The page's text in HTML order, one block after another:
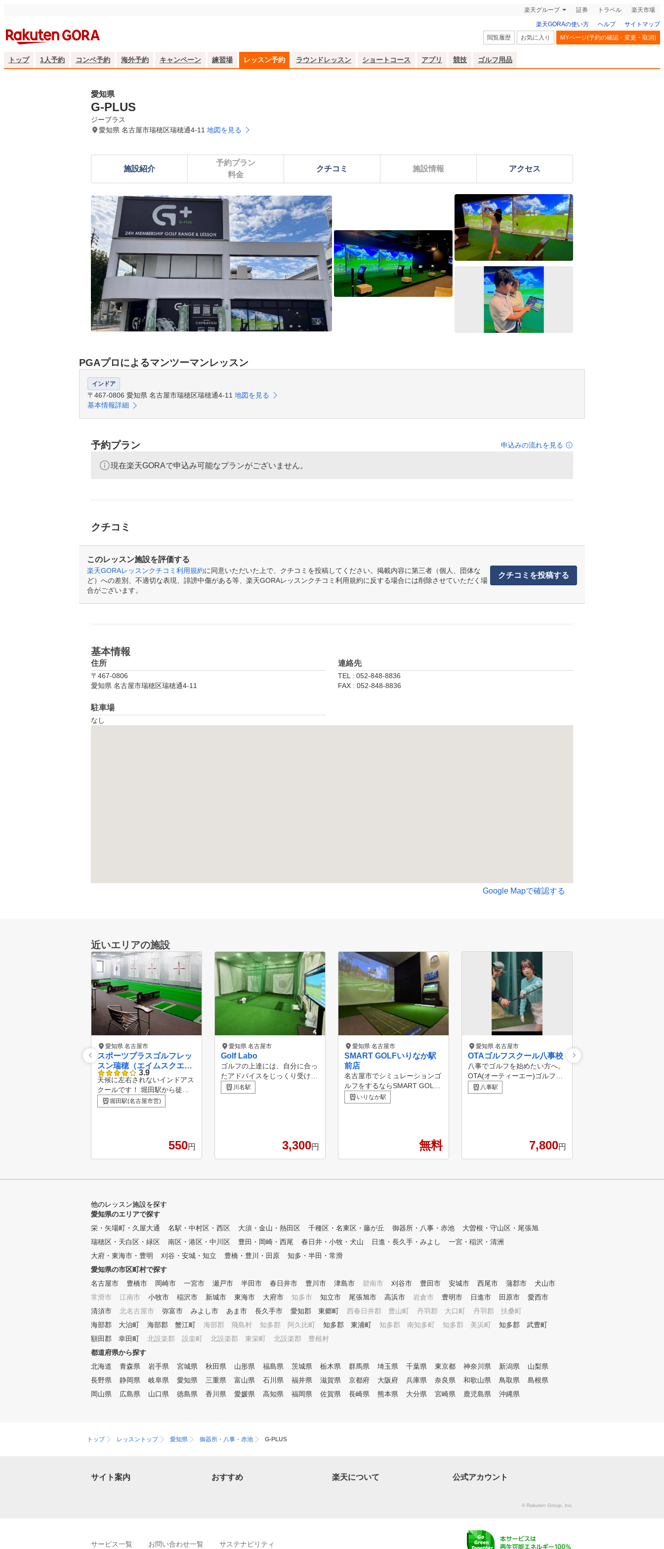
楽天グループ 証券 トラベル 楽天市場
楽天GORAの使い方 ヘルプ
サイトマップ
閲覧履歴
お気に入り MYページ(予約の確認・変更・取消)
トップ 1人予約 コンペ予約 海外予約 キャンペーン 練習場 レッスン予約 ラウンドレッスン ショートコース アプリ 競技 ゴルフ用品
愛知県
G-PLUS
ジープラス
愛知県 名古屋市瑞穂区瑞穂通4‐11 地図を見る
施設紹介
予約プラン
料金
クチコミ 施設情報 アクセス
PGAプロによるマンツーマンレッスン
インドア
〒467-0806 愛知県 名古屋市瑞穂区瑞穂通4‐11 地図を見る
基本情報詳細
予約プラン 申込みの流れを見る
現在楽天GORAで申込み可能なプランがございません。
クチコミ
このレッスン施設を評価する
楽天GORAレッスンクチコミ利用規約に同意いただいた上で、クチコミを投稿してください。掲載内容に第三者（個人、団体な
ど）への差別、不適切な表現、誹謗中傷がある等、楽天GORAレッスンクチコミ利用規約に反する場合には削除させていただく場
合がございます。
クチコミを投稿する
基本情報
住所
〒467-0806
愛知県 名古屋市瑞穂区瑞穂通4‐11
連絡先
TEL : 052-848-8836
FAX : 052-848-8836
駐車場
なし
Google Mapで確認する
近いエリアの施設
愛知県 名古屋市
スポーツプラスゴルフレッ
スン瑞穂（エイムスクエア
ゲート）
3.9
天候に左右されないインドアス
クールです！ 堀田駅から徒歩
３分。アクセス抜群の店舗です
。 駐車場も広いので安心して
g Gravity Movement Methodの
）、Gravity（重力）、Moveme
GM理論を採用し、クラブ（道
具）を最大限に使い、優しく身
体のタイプに合ったスイングを
身につけることを目標としてい
ます。 筋肉に頼って力を発揮
するのではなく、重力による負
担を受け入れ、体幹部の筋肉を
発力を引き出すことで力を生み
出す身体の使い方、肩甲骨と股
関節の可動域を拡げ、柔軟性を
確保し、それぞれの身体のタイ
プに適した効率的かつ、楽な動
きで最大限のポテンシャルを発
上達をお約束します。
堀田駅(名古屋市営)
550円
愛知県 名古屋市
Golf Labo
ゴルフの上達には、自分に合っ
たアドバイスをじっくり受ける
時間が不可欠です。当スクール
では、お一人おひとりのレベル
丁寧に向き合うため、効率よく
の実践レッスンもご用意。あな
たの『初めてのラウンド』まで
、私たちがしっかりサポートい
たします。
川名駅
3,300円
愛知県 名古屋市
SMART GOLFいりなか駅
前店
名古屋市でシミュレーションゴ
ルフをするならSMART GOLF
へ！ いりなか駅前は2ルームの
空間で集中してゴルフ練習をし
アップをしていただける環境を
いりなか駅
無料
愛知県 名古屋市
OTAゴルフスクール八事校
八事でゴルフを始めたい方へ。
OTA(オーティーエー)ゴルフス
クール八事校は、初心者から10
0切りを目指す方に特化した少
体系的に指導します。 レッス
きを防ぎます。屋外とは異なり
、実戦に近い環境で上達できる
のが強みです。 形式は完全レ
進めます。 料金は明朗です。
・入会金：10,000円(税込) ・完
全レベル別・個別指導 ・月謝
：15,000円（税込）／月 レッ
スン 振替は24時間前まで受付
い順序で基礎を固めることが最
短上達の近道です。八事で「こ
れから始めたい」「100を切り
たい」と考えている方は、まず
八事駅
7,800円
他のレッスン施設を探す
愛知県のエリアで探す
栄・矢場町・久屋大通
名駅・中村区・西区 大須・金山・熱田区 千種区・名東区・藤が丘 御器所・八事・赤池
大曽根・守山区・尾張旭
瑞穂区・天白区・緑区
南区・港区・中川区 豊田・岡崎・西尾 春日井・小牧・犬山 日進・長久手・みよし
一宮・稲沢・清洲
大府・東海市・豊明
刈谷・安城・知立 豊橋・豊川・田原
知多・半田・常滑
愛知県の市区町村で探す
名古屋市
豊橋市 岡崎市 一宮市 瀬戸市 半田市 春日井市 豊川市 津島市 碧南市 刈谷市 豊田市 安城市 西尾市 蒲郡市
犬山市
常滑市
江南市 小牧市 稲沢市 新城市 東海市 大府市 知多市 知立市 尾張旭市 高浜市 岩倉市 豊明市 日進市 田原市
愛西市
清須市
北名古屋市 弥富市 みよし市 あま市 長久手市 愛知郡 東郷町 西春日井郡 豊山町 丹羽郡 大口町
丹羽郡 扶桑町
海部郡 大治町
海部郡 蟹江町 海部郡 飛島村 知多郡 阿久比町 知多郡 東浦町 知多郡 南知多町 知多郡 美浜町
知多郡 武豊町
額田郡 幸田町
北設楽郡 設楽町 北設楽郡 東栄町
北設楽郡 豊根村
都道府県から探す
北海道
青森県 岩手県 宮城県 秋田県 山形県 福島県 茨城県 栃木県 群馬県 埼玉県 千葉県 東京都 神奈川県 新潟県
山梨県
長野県
静岡県 岐阜県 愛知県 三重県 富山県 石川県 福井県 滋賀県 京都府 大阪府 兵庫県 奈良県 和歌山県 鳥取県
島根県
岡山県
広島県 山口県 徳島県 香川県 愛媛県 高知県 福岡県 佐賀県 長崎県 熊本県 大分県 宮崎県 鹿児島県 沖縄県
トップ レッスントップ 愛知県 御器所・八事・赤池 G-PLUS
サイト案内 おすすめ 楽天について 公式アカウント
© Rakuten Group, Inc.
サービス一覧 お問い合わせ一覧 サステナビリティ